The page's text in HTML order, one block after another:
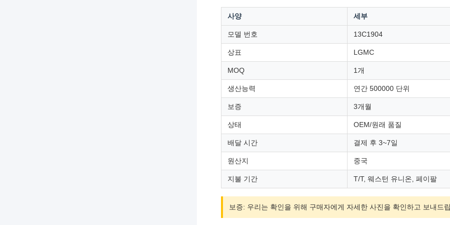
사양 세부
모델 번호 13C1904
상표 LGMC
MOQ 1개
생산능력 연간 500000 단위
보증 3개월
상태 OEM/원래 품질
배달 시간 결제 후 3~7일
원산지 중국
지불 기간 T/T, 웨스턴 유니온, 페이팔
보증: 우리는 확인을 위해 구매자에게 자세한 사진을 확인하고 보내드